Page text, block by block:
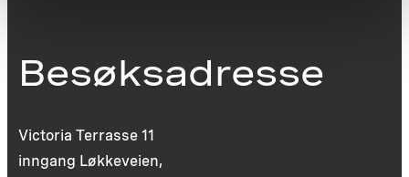
Besøksadresse
Victoria Terrasse 11
inngang Løkkeveien,